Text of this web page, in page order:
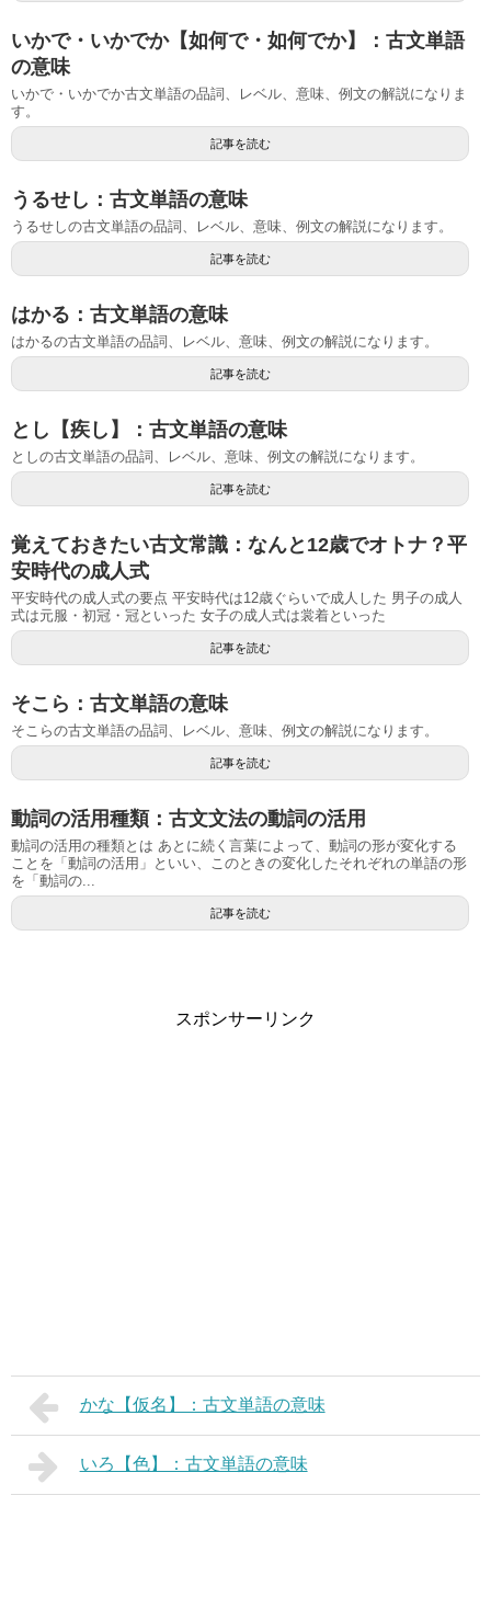
いかで・いかでか【如何で・如何でか】：古文単語
の意味
いかで・いかでか古文単語の品詞、レベル、意味、例文の解説になりま
す。
記事を読む
うるせし：古文単語の意味
うるせしの古文単語の品詞、レベル、意味、例文の解説になります。
記事を読む
はかる：古文単語の意味
はかるの古文単語の品詞、レベル、意味、例文の解説になります。
記事を読む
とし【疾し】：古文単語の意味
としの古文単語の品詞、レベル、意味、例文の解説になります。
記事を読む
覚えておきたい古文常識：なんと12歳でオトナ？平
安時代の成人式
平安時代の成人式の要点 平安時代は12歳ぐらいで成人した 男子の成人
式は元服・初冠・冠といった 女子の成人式は裳着といった
記事を読む
そこら：古文単語の意味
そこらの古文単語の品詞、レベル、意味、例文の解説になります。
記事を読む
動詞の活用種類：古文文法の動詞の活用
動詞の活用の種類とは あとに続く言葉によって、動詞の形が変化する
ことを「動詞の活用」といい、このときの変化したそれぞれの単語の形
を「動詞の...
記事を読む
スポンサーリンク
かな【仮名】：古文単語の意味
いろ【色】：古文単語の意味